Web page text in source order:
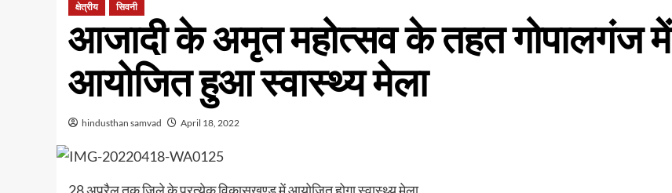
क्षेत्रीय सिवनी
आजादी के अमृत महोत्सव के तहत गोपालगंज में
आयोजित हुआ स्वास्थ्य मेला
hindusthan samvad April 18, 2022